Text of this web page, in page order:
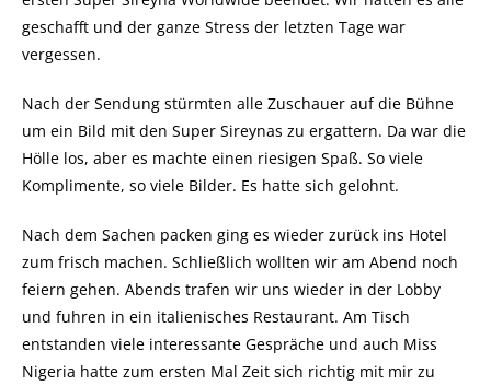
geschafft und der ganze Stress der letzten Tage war
vergessen.
Nach der Sendung stürmten alle Zuschauer auf die Bühne
um ein Bild mit den Super Sireynas zu ergattern. Da war die
Hölle los, aber es machte einen riesigen Spaß. So viele
Komplimente, so viele Bilder. Es hatte sich gelohnt.
Nach dem Sachen packen ging es wieder zurück ins Hotel
zum frisch machen. Schließlich wollten wir am Abend noch
feiern gehen. Abends trafen wir uns wieder in der Lobby
und fuhren in ein italienisches Restaurant. Am Tisch
entstanden viele interessante Gespräche und auch Miss
Nigeria hatte zum ersten Mal Zeit sich richtig mit mir zu